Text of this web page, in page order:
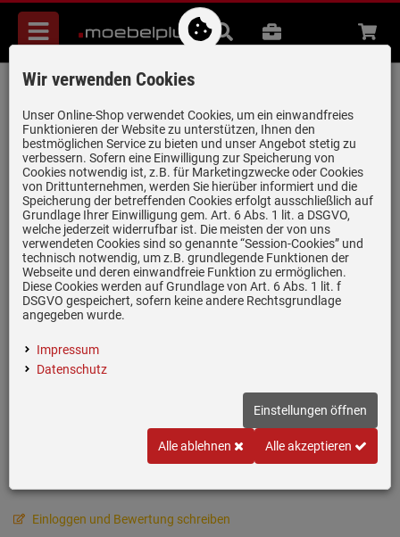
Menü
Suche
B2B Beratung
Gorenje RI517E41WF Einbaukühlschrank
Artikel-Nummer:19981985 | Herstellernummer:20014363 |
EAN:3838782838453
Einloggen und Bewertung schreiben
Wir verwenden Cookies
Unser Online-Shop verwendet Cookies, um ein einwandfreies
Funktionieren der Website zu unterstützen, Ihnen den
bestmöglichen Service zu bieten und unser Angebot stetig zu
verbessern. Sofern eine Einwilligung zur Speicherung von
Cookies notwendig ist, z.B. für Marketingzwecke oder Cookies
von Drittunternehmen, werden Sie hierüber informiert und die
Speicherung der betreffenden Cookies erfolgt ausschließlich auf
Grundlage Ihrer Einwilligung gem. Art. 6 Abs. 1 lit. a DSGVO,
welche jederzeit widerrufbar ist. Die meisten der von uns
verwendeten Cookies sind so genannte “Session-Cookies” und
technisch notwendig, um z.B. grundlegende Funktionen der
Webseite und deren einwandfreie Funktion zu ermöglichen.
Diese Cookies werden auf Grundlage von Art. 6 Abs. 1 lit. f
DSGVO gespeichert, sofern keine andere Rechtsgrundlage
angegeben wurde.
Impressum
Datenschutz
Einstellungen öffnen
Alle ablehnen Alle akzeptieren